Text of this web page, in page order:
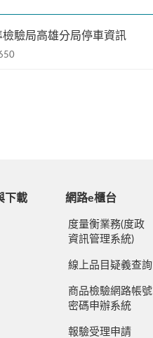
驗局高雄分局停車資訊
下載 網路e櫃台
度量衡業務(度政
資訊管理系統)
線上品目疑義查詢
商品檢驗網路帳號
密碼申辦系統
報驗受理申請